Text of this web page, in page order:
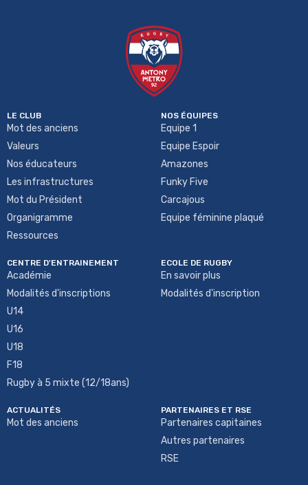
LE CLUB
Mot des anciens
Valeurs
Nos éducateurs
Les infrastructures
Mot du Président
Organigramme
Ressources
NOS ÉQUIPES
Equipe 1
Equipe Espoir
Amazones
Funky Five
Carcajous
Equipe féminine plaqué
CENTRE D'ENTRAINEMENT
Académie
Modalités d'inscriptions
U14
U16
U18
F18
Rugby à 5 mixte (12/18ans)
ECOLE DE RUGBY
En savoir plus
Modalités d'inscription
ACTUALITÉS
Mot des anciens
PARTENAIRES ET RSE
Partenaires capitaines
Autres partenaires
RSE